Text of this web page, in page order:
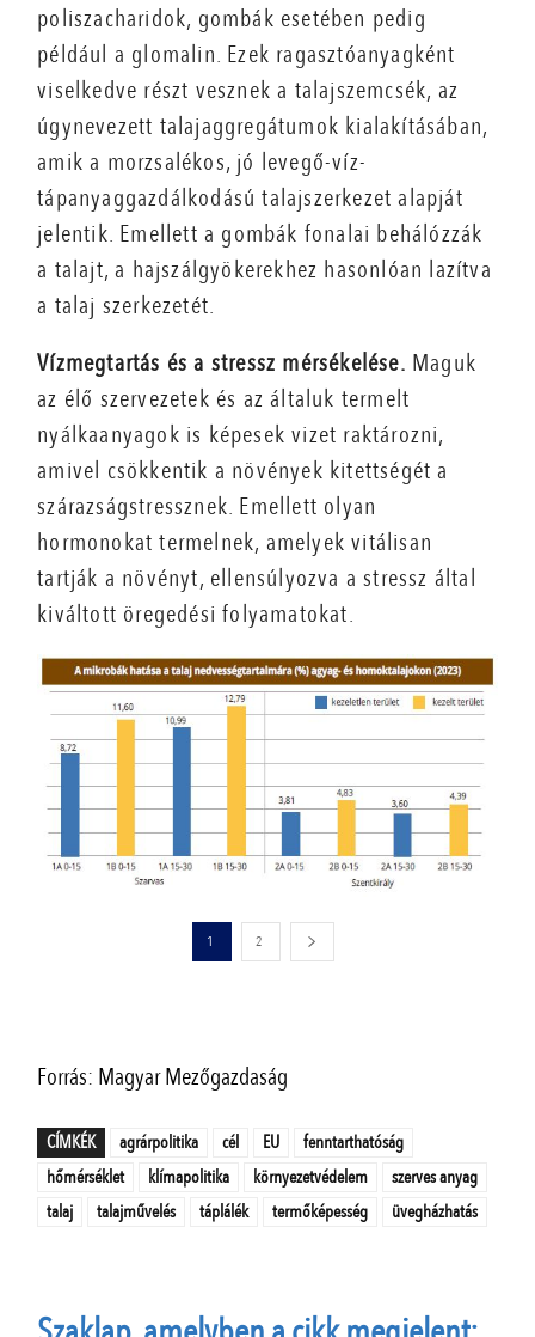
poliszacharidok, gombák esetében pedig
például a glomalin. Ezek ragasztóanyagként
viselkedve részt vesznek a talajszemcsék, az
úgynevezett talajaggregátumok kialakításában,
amik a morzsalékos, jó levegő-víz-
tápanyaggazdálkodású talajszerkezet alapját
jelentik. Emellett a gombák fonalai behálózzák
a talajt, a hajszálgyökerekhez hasonlóan lazítva
a talaj szerkezetét.
Vízmegtartás és a stressz mérsékelése. Maguk
az élő szervezetek és az általuk termelt
nyálkaanyagok is képesek vizet raktározni,
amivel csökkentik a növények kitettségét a
szárazságstressznek. Emellett olyan
hormonokat termelnek, amelyek vitálisan
tartják a növényt, ellensúlyozva a stressz által
kiváltott öregedési folyamatokat.
1 2
Forrás: Magyar Mezőgazdaság
CÍMKÉK agrárpolitika cél EU
fenntarthatóság
hőmérséklet
klímapolitika környezetvédelem
szerves anyag
talaj
talajművelés táplálék termőképesség üvegházhatás